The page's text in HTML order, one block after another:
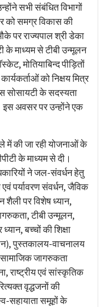
सभी संबंधित विभागों
को समग्र विकास की
पर राज्यपाल श्री डेका
के माध्यम से टीबी उन्मूलन
मोतियाबिन्द पीड़ितों
को निक्षय मित्र
सोसायटी के सदस्यता
इस अवसर पर उन्होंने एक
में की जा रही योजनाओं के
के माध्यम से दी।
ने जल-संवर्धन हेतु
एवं पर्यावरण संवर्धन, जैविक
शैली पर विशेष ध्यान,
टीबी उन्मूलन,
बच्चों की शिक्षा
पुस्तकालय-वाचनालय
जागरुकता
राष्ट्रीय एवं सांस्कृतिक
वृद्धजनों की
सहायाता समूहों के